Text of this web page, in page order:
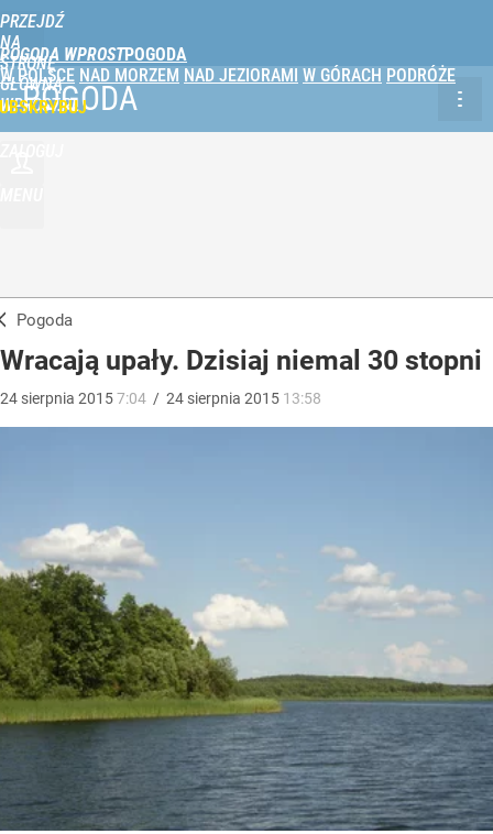
PRZEJDŹ
NA
STRONĘ
GŁÓWNĄ
WPROST.PL
POGODA WPROST
W POLSCE NAD MORZEM NAD JEZIORAMI W GÓRACH PODRÓŻE
POGODA
Pogoda
Wracają upały. Dzisiaj niemal 30 stopni
24 sierpnia 20157:04 / 24 sierpnia 2015 13:58